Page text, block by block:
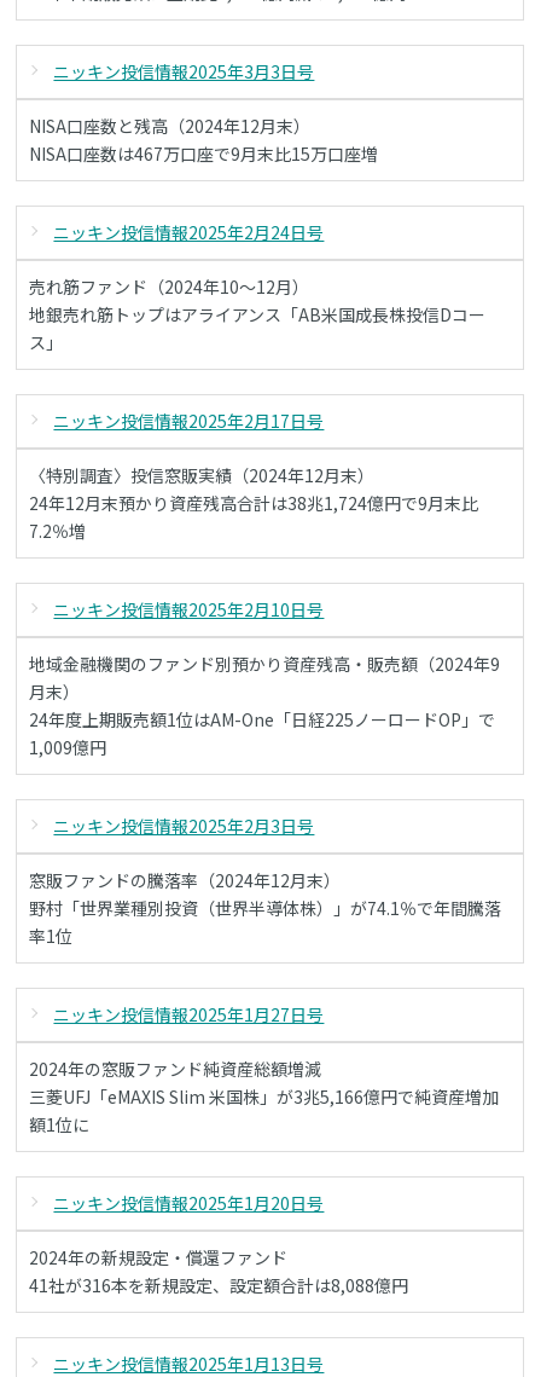
ニッキン投信情報2025年3月3日号
NISA口座数と残高（2024年12月末）
NISA口座数は467万口座で9月末比15万口座増
ニッキン投信情報2025年2月24日号
売れ筋ファンド（2024年10～12月）
地銀売れ筋トップはアライアンス「AB米国成長株投信Dコー
ス」
ニッキン投信情報2025年2月17日号
〈特別調査〉投信窓販実績（2024年12月末）
24年12月末預かり資産残高合計は38兆1,724億円で9月末比
7.2％増
ニッキン投信情報2025年2月10日号
地域金融機関のファンド別預かり資産残高・販売額（2024年9
月末）
24年度上期販売額1位はAM-One「日経225ノーロードOP」で
1,009億円
ニッキン投信情報2025年2月3日号
窓販ファンドの騰落率（2024年12月末）
野村「世界業種別投資（世界半導体株）」が74.1％で年間騰落
率1位
ニッキン投信情報2025年1月27日号
2024年の窓販ファンド純資産総額増減
三菱UFJ「eMAXIS Slim 米国株」が3兆5,166億円で純資産増加
額1位に
ニッキン投信情報2025年1月20日号
2024年の新規設定・償還ファンド
41社が316本を新規設定、設定額合計は8,088億円
ニッキン投信情報2025年1月13日号